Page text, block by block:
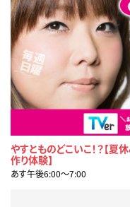
やすとものどこいこ！？【夏
作り体験】
あす午後6:00〜7:00